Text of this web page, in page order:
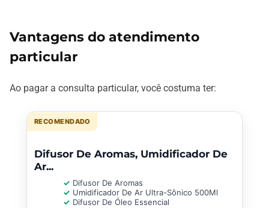
Vantagens do atendimento
particular
Ao pagar a consulta particular, você costuma ter:
RECOMENDADO
Difusor De Aromas, Umidificador De
Ar...
Difusor De Aromas
Umidificador De Ar Ultra-Sônico 500Ml
Difusor De Óleo Essencial